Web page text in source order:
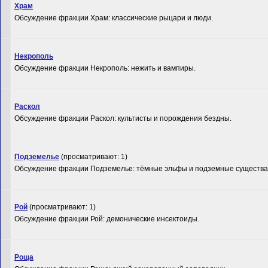
Храм
Обсуждение фракции Храм: классические рыцари и люди.
Некрополь
Обсуждение фракции Некрополь: нежить и вампиры.
Раскол
Обсуждение фракции Раскол: культисты и порождения бездны.
Подземелье (просматривают: 1)
Обсуждение фракции Подземелье: тёмные эльфы и подземные
Рой (просматривают: 1)
Обсуждение фракции Рой: демонические инсектоиды.
Роща